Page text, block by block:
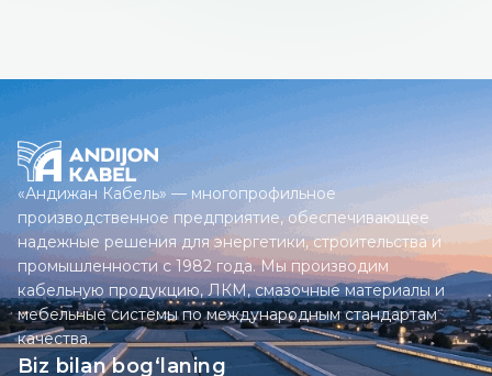
«Андижан Кабель» — многопрофильное
производственное предприятие, обеспечивающее
надежные решения для энергетики, строительства и
промышленности с 1982 года. Мы производим
кабельную продукцию, ЛКМ, смазочные материалы и
мебельные системы по международным стандартам
качества.
Biz bilan bog‘laning